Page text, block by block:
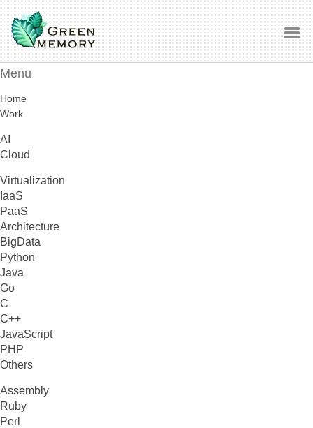
Menu
Home
Work
AI
Cloud
Virtualization
IaaS
PaaS
Architecture
BigData
Python
Java
Go
C
C++
JavaScript
PHP
Others
Assembly
Ruby
Perl